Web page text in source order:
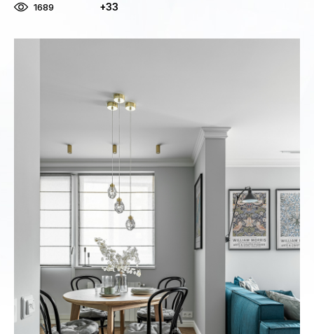
1689 +33